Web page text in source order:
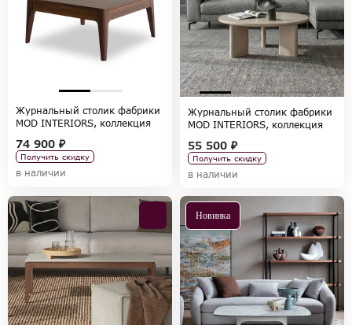
Журнальный столик фабрики
MOD INTERIORS, коллекция
74 900 ₽
Получить скидку
в наличии
Журнальный столик фабрики
MOD INTERIORS, коллекция
55 500 ₽
Получить скидку
в наличии
Новинка